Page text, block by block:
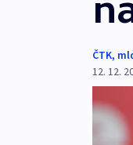
ČTK,
12. 12.